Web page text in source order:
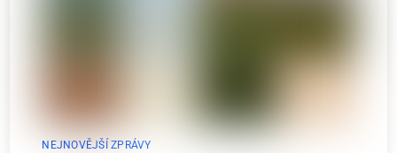
NEJNOVĚJŠÍ ZPRÁVY